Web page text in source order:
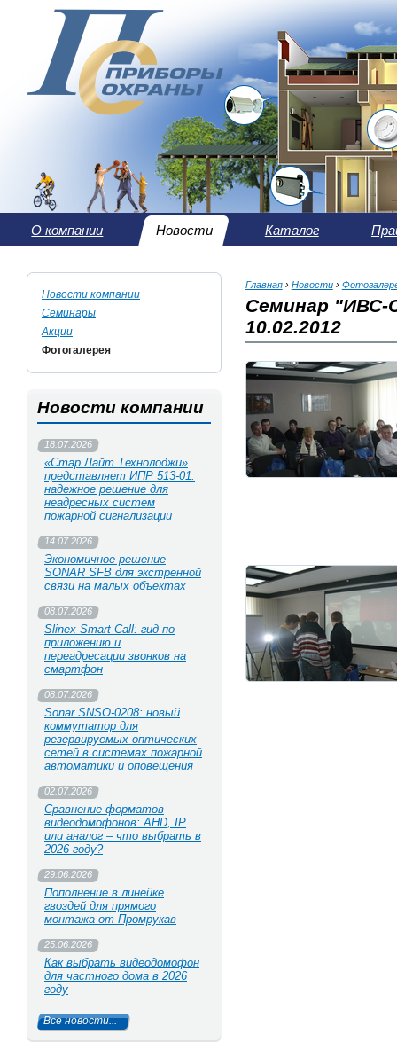
О компании Новости Каталог
Новости компании
Семинары
Акции
Фотогалерея
Новости компании
18.07.2026
«Стар Лайт Технолоджи»
представляет ИПР 513‑01:
надежное решение для
неадресных систем
пожарной сигнализации
14.07.2026
Экономичное решение
SONAR SFB для экстренной
связи на малых объектах
08.07.2026
Slinex Smart Call: гид по
приложению и
переадресации звонков на
смартфон
08.07.2026
Sonar SNSO-0208: новый
коммутатор для
резервируемых оптических
сетей в системах пожарной
автоматики и оповещения
02.07.2026
Сравнение форматов
видеодомофонов: AHD, IP
или аналог – что выбрать в
2026 году?
29.06.2026
Пополнение в линейке
гвоздей для прямого
монтажа от Промрукав
25.06.2026
Как выбрать видеодомофон
для частного дома в 2026
году
Все новости...
Главная› Новости›
Семинар "ИВС-
10.02.2012